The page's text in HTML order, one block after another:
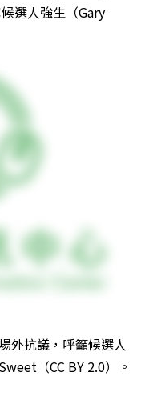
選人強生（Gary
外抗議，呼籲候選人
（CC BY 2.0）。